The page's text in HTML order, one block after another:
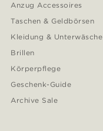
Anzug Accessoires
Taschen & Geldbörsen
Kleidung & Unterwäsche
Brillen
Körperpflege
Geschenk-Guide
Archive Sale